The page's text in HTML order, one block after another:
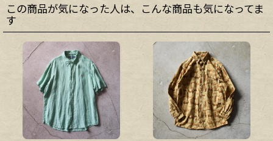
この商品が気になった人は、こんな商品も気になってま
す